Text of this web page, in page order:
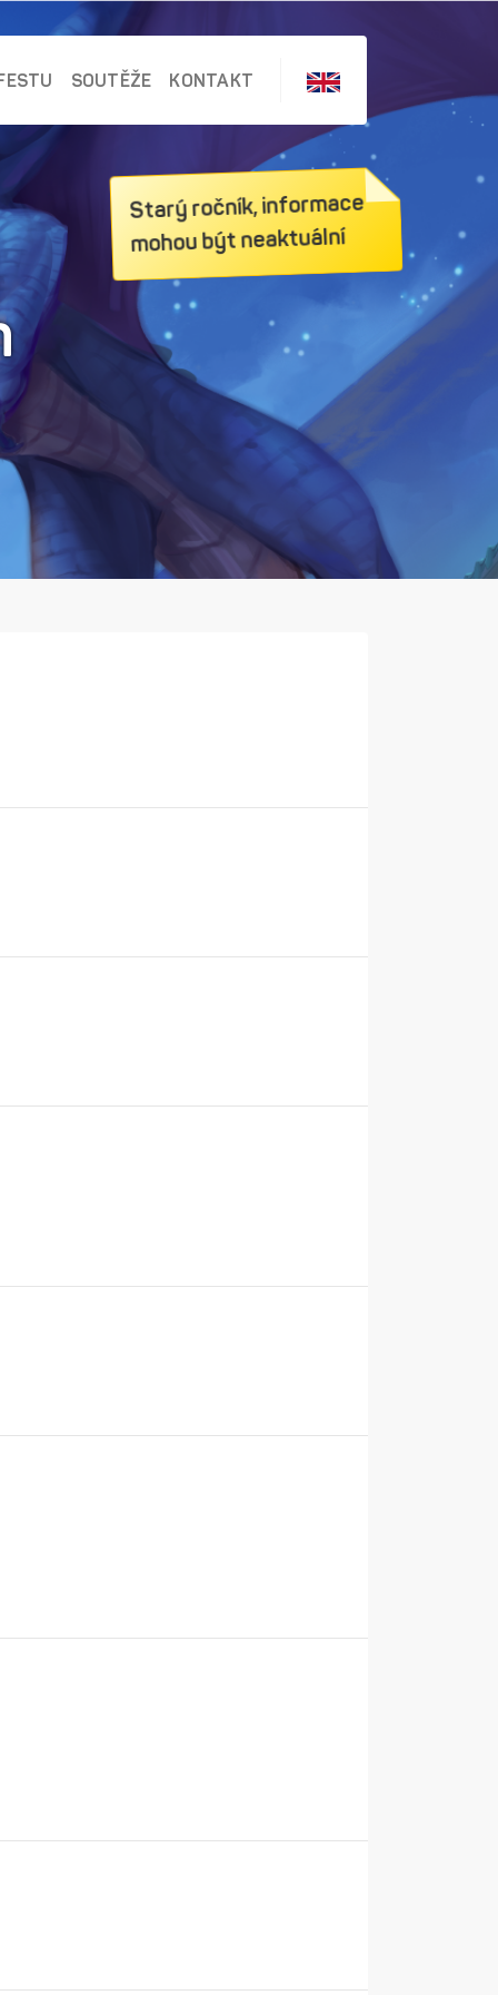
SOUTĚŽE KONTAKT
Starý ročník, informace
mohou být neaktuální